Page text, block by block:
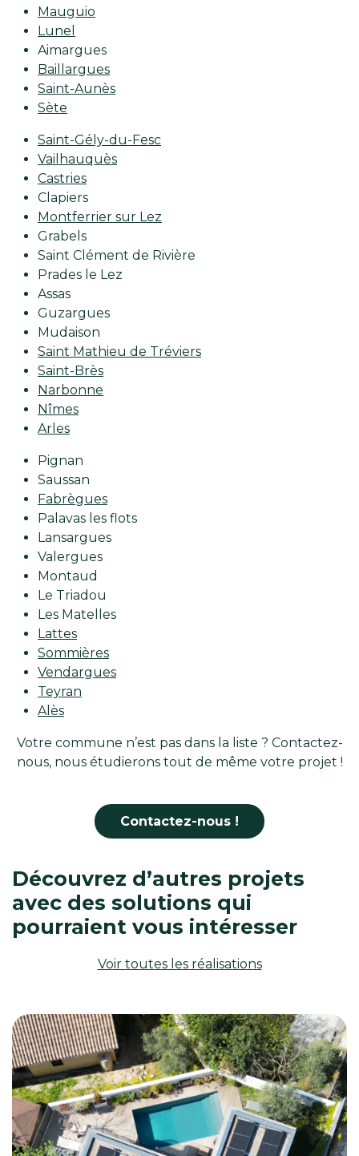
Mauguio
Lunel
Aimargues
Baillargues
Saint-Aunès
Sète
Saint-Gély-du-Fesc
Vailhauquès
Castries
Clapiers
Montferrier sur Lez
Grabels
Saint Clément de Rivière
Prades le Lez
Assas
Guzargues
Mudaison
Saint Mathieu de Tréviers
Saint-Brès
Narbonne
Nîmes
Arles
Pignan
Saussan
Fabrègues
Palavas les flots
Lansargues
Valergues
Montaud
Le Triadou
Les Matelles
Lattes
Sommières
Vendargues
Teyran
Alès
Votre commune n’est pas dans la liste ? Contactez-
nous, nous étudierons tout de même votre projet !
Contactez-nous !
Découvrez d’autres projets
avec des solutions qui
pourraient vous intéresser
Voir toutes les réalisations